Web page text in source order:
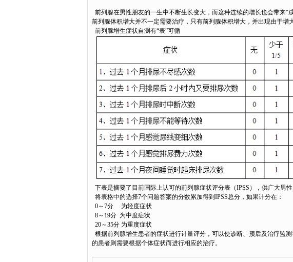
前列腺在男性朋友的一生中不断生长变大，而这种连续的增长也会带来
前列腺体积增大并不一定需要治疗，只有前列腺体积增大，并出现由于增
前列腺增生症状自测有“表”可循
下表是摘要了目前国际上认可的前列腺症状评分表（IPSS），供广大男性
将表格中的选择7个问题答案的分数累加得到IPSS总分，如果计分在：
0～7分 为轻度症状
8～19分 为中度症状
20～35分 为重度症状
根据前列腺增生患者的症状进行计量评分，可以使诊断、预后及治疗监
的患者则需要根据个体症状而进行相应的治疗。